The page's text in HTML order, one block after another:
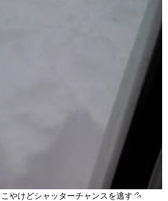
やけどシャッターチャンスを逃す